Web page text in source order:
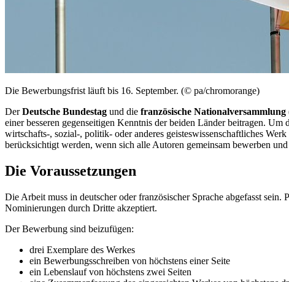
Die Bewerbungsfrist läuft bis 16. September. (© pa/chromorange)
DerDeutsche Bundestag und die französische Nationalversammlung
einer besseren gegenseitigen Kenntnis der beiden Länder beitragen.
wirtschafts-, sozial-, politik- oder anderes geisteswissenschaftliches
berücksichtigt werden, wenn sich alle Autoren gemeinsam bewerben
Die Voraussetzungen
Die Arbeit muss in deutscher oder französischer Sprache abgefasst
Nominierungen durch Dritte akzeptiert.
Der Bewerbung sind beizufügen:
drei Exemplare des Werkes
ein Bewerbungsschreiben von höchstens einer Seite
ein Lebenslauf von höchstens zwei Seiten